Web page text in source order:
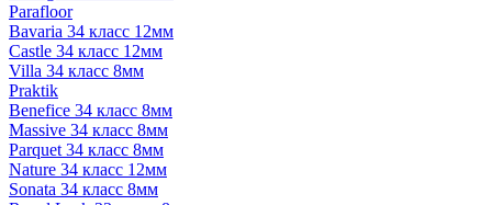
Parafloor
Bavaria 34 класс 12мм
Castle 34 класс 12мм
Villa 34 класс 8мм
Praktik
Benefice 34 класс 8мм
Massive 34 класс 8мм
Parquet 34 класс 8мм
Nature 34 класс 12мм
Sonata 34 класс 8мм